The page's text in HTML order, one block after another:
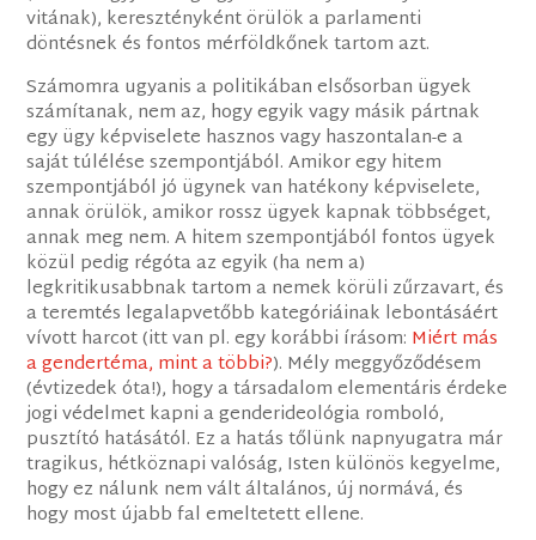
vitának), keresztényként örülök a parlamenti
döntésnek és fontos mérföldkőnek tartom azt.
Számomra ugyanis a politikában elsősorban ügyek
számítanak, nem az, hogy egyik vagy másik pártnak
egy ügy képviselete hasznos vagy haszontalan-e a
saját túlélése szempontjából. Amikor egy hitem
szempontjából jó ügynek van hatékony képviselete,
annak örülök, amikor rossz ügyek kapnak többséget,
annak meg nem. A hitem szempontjából fontos ügyek
közül pedig régóta az egyik (ha nem a)
legkritikusabbnak tartom a nemek körüli zűrzavart, és
a teremtés legalapvetőbb kategóriáinak lebontásáért
vívott harcot (itt van pl. egy korábbi írásom: Miért más
a gendertéma, mint a többi?). Mély meggyőződésem
(évtizedek óta!), hogy a társadalom elementáris érdeke
jogi védelmet kapni a genderideológia romboló,
pusztító hatásától. Ez a hatás tőlünk napnyugatra már
tragikus, hétköznapi valóság, Isten különös kegyelme,
hogy ez nálunk nem vált általános, új normává, és
hogy most újabb fal emeltetett ellene.